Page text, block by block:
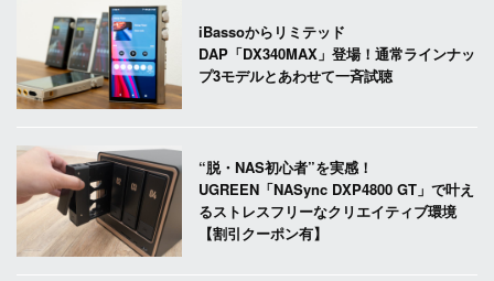
iBassoからリミテッド
DAP「DX340MAX」登場！通常ラインナッ
プ3モデルとあわせて一斉試聴
“脱・NAS初心者”を実感！
UGREEN「NASync DXP4800 GT」で叶え
るストレスフリーなクリエイティブ環境
【割引クーポン有】